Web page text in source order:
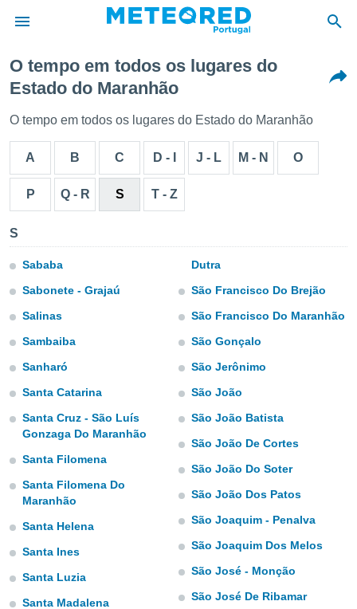
da
foi
para
as
forma
ou
permite-
a nossa
de alta
a
todos os
ACEITAR
CONTINUAR
CONFIGURAÇÕES
O tempo em todos os lugares do
Estado do Maranhão
O tempo em todos os lugares do Estado do Maranhão
A B C D - I J - L M - N O
P Q - R S T - Z
S
Sababa
Sabonete - Grajaú
Salinas
Sambaiba
Sanharó
Santa Catarina
Santa Cruz - São Luís
Gonzaga Do Maranhão
Santa Filomena
Santa Filomena Do
Maranhão
Santa Helena
Santa Ines
Santa Luzia
Santa Madalena
Dutra
São Francisco Do Brejão
São Francisco Do Maranhão
São Gonçalo
São Jerônimo
São João
São João Batista
São João De Cortes
São João Do Soter
São João Dos Patos
São Joaquim - Penalva
São Joaquim Dos Melos
São José - Monção
São José De Ribamar